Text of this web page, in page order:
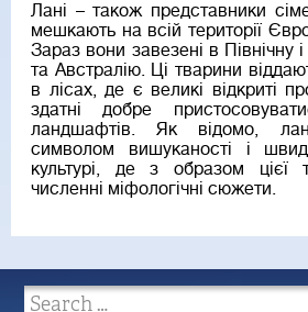
Лані – також представники
мешкають на всій території
Зараз вони завезені в Північну
та Австралію. Ці тварини
в лісах, де є великі відкриті
здатні добре
ландшафтів. Як відомо,
символом вишуканості і
культурі, де з образом цієї
численні міфологічні сюжети.